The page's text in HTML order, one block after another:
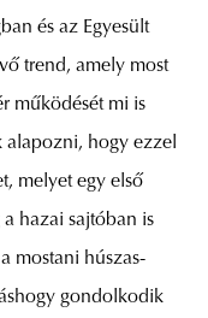
és az Egyesült
trend, amely most
működését mi is
hogy ezzel
melyet egy első
hazai sajtóban is
mostani húszas-
gondolkodik